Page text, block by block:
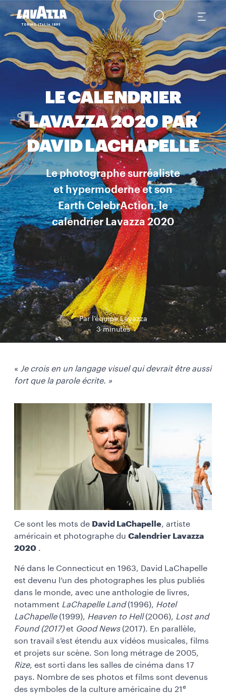
LE CALENDRIER
LAVAZZA 2020 PAR
DAVID LACHAPELLE
Le photographe surréaliste
et hypermoderne et son
Earth CelebrAction, le
calendrier Lavazza 2020
Par l’équipe Lavazza
3 minutes
« Je crois en un langage visuel qui devrait être aussi
fort que la parole écrite. »
Ce sont les mots de David LaChapelle, artiste
américain et photographe du Calendrier Lavazza
2020 .
Né dans le Connecticut en 1963, David LaChapelle
est devenu l’un des photographes les plus publiés
dans le monde, avec une anthologie de livres,
notamment LaChapelle Land(1996), Hotel
LaChapelle (1999), Heaven to Hell(2006), Lost and
Found (2017)et Good News (2017). En parallèle,
son travail s’est étendu aux vidéos musicales, films
et projets sur scène. Son long métrage de 2005,
Rize, est sorti dans les salles de cinéma dans 17
pays. Nombre de ses photos et films sont devenus
des symboles de la culture américaine du 21 e